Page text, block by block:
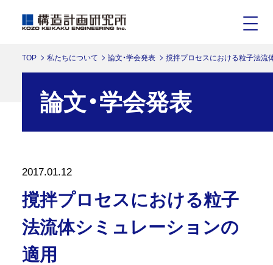
TOP 私たちについて 論文・学会発表 撹拌プロセスにおける粒子法流
論文・学会発表
2017.01.12
撹拌プロセスにおける粒子
法流体シミュレーションの
適用